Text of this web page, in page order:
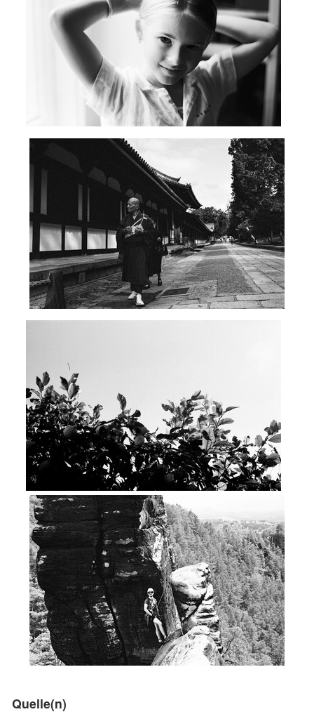
Quelle(n)